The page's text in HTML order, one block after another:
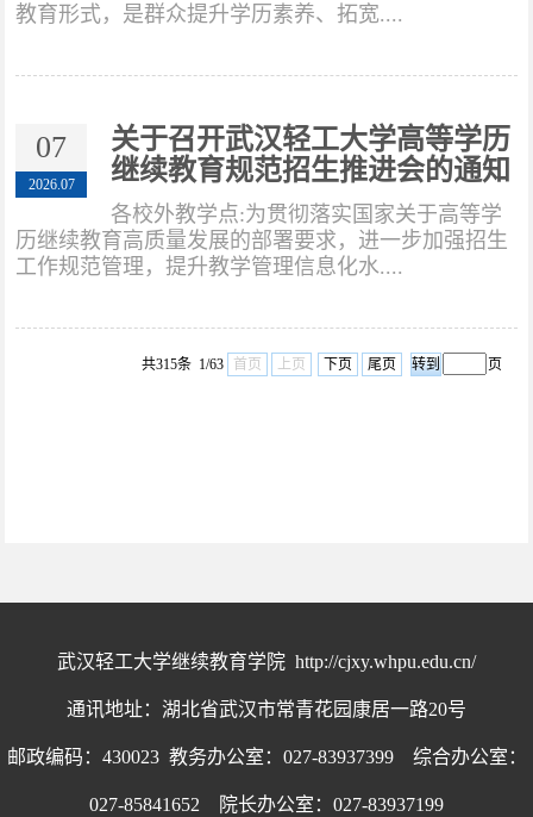
教育形式，是群众提升学历素养、拓宽....
07
2026.07
关于召开武汉轻工大学高等学历
继续教育规范招生推进会的通知
各校外教学点:为贯彻落实国家关于高等学
历继续教育高质量发展的部署要求，进一步加强招生
工作规范管理，提升教学管理信息化水....
共315条 1/63 首页 上页 下页 尾页 页
武汉轻工大学继续教育学院 http://cjxy.whpu.edu.cn/
通讯地址：湖北省武汉市常青花园康居一路20号
邮政编码：430023 教务办公室：027-83937399 综合办公室：
027-85841652 院长办公室：027-83937199